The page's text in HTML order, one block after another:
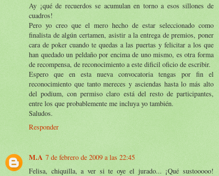
Ay ¡qué de recuerdos se acumulan en torno a esos sillones de
cuadros!
Pero yo creo que el mero hecho de estar seleccionado como
finalista de algún certamen, asistir a la entrega de premios, poner
cara de poker cuando te quedas a las puertas y felicitar a los que
han quedado un peldaño por encima de uno mismo, es otra forma
de recompensa, de reconocimiento a este dificil oficio de escribir.
Espero que en esta nueva convocatoria tengas por fin el
reconocimiento que tanto mereces y asciendas hasta lo más alto
del podium, con permiso claro está del resto de participantes,
entre los que probablemente me incluya yo también.
Saludos.
Responder
M.A 7 de febrero de 2009 a las 22:45
Felisa, chiquilla, a ver si te oye el jurado... ¡Qué sustooooo!